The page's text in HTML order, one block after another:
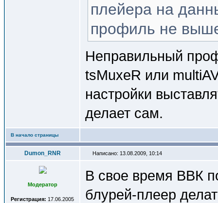
плейера на
профиль не
Неправильный
tsMuxeR или
настройки
делает сам.
В начало страницы
Dumon_RNR Написано: 13.08.2009, 10:14
Модератор
Регистрация: 17.06.2005
В свое время ВВК
блурей-плеер